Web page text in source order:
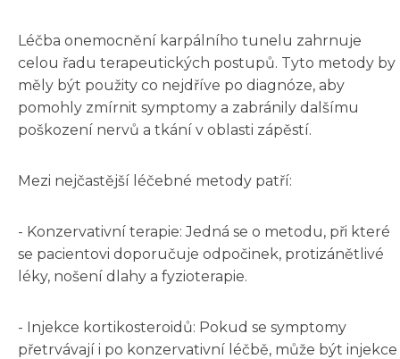
Léčba onemocnění karpálního tunelu zahrnuje
celou řadu terapeutických postupů. Tyto metody by
měly být použity co nejdříve po diagnóze, aby
pomohly zmírnit symptomy a zabránily dalšímu
poškození nervů a tkání v oblasti zápěstí.
Mezi nejčastější léčebné metody patří:
- Konzervativní terapie: Jedná se o metodu, při které
se pacientovi doporučuje odpočinek, protizánětlivé
léky, nošení dlahy a fyzioterapie.
- Injekce kortikosteroidů: Pokud se symptomy
přetrvávají i po konzervativní léčbě, může být injekce